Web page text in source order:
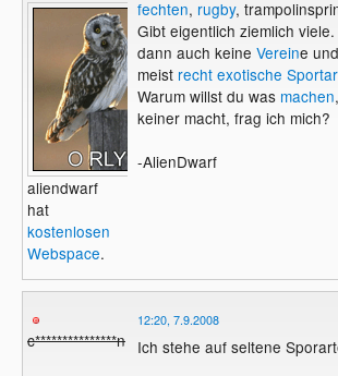
aliendwarf
hat
kostenlosen
Webspace.
fechten, rugby,
Gibt eigentlich ziemlich
dann auch keine Vereine
meist recht exotische
Warum willst du was machen
keiner macht, frag ich mich?
-AlienDwarf
c***************n
12:20, 7.9.2008
Ich stehe auf seltene